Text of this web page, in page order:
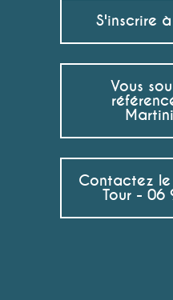
S'inscrire
Vous
Contactez
Tour - 06